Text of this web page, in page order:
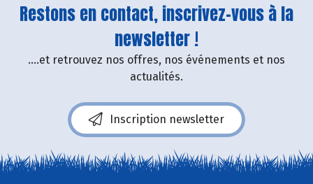
Restons en contact, inscrivez-vous à la
newsletter !
....et retrouvez nos offres, nos événements et nos
actualités.
Inscription newsletter